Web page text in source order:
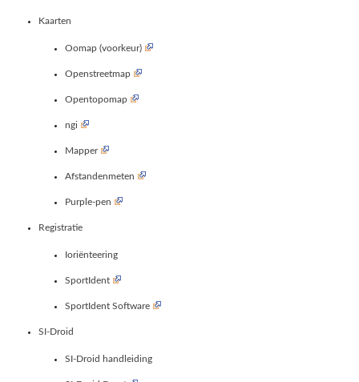
Kaarten
Oomap (voorkeur)
Openstreetmap
Opentopomap
ngi
Mapper
Afstandenmeten
Purple-pen
Registratie
Ioriënteering
SportIdent
SportIdent Software
SI-Droid
SI-Droid handleiding